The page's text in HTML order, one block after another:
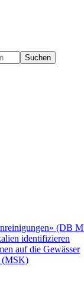
(DB
identifizieren
auf die Gewässer
(MSK)